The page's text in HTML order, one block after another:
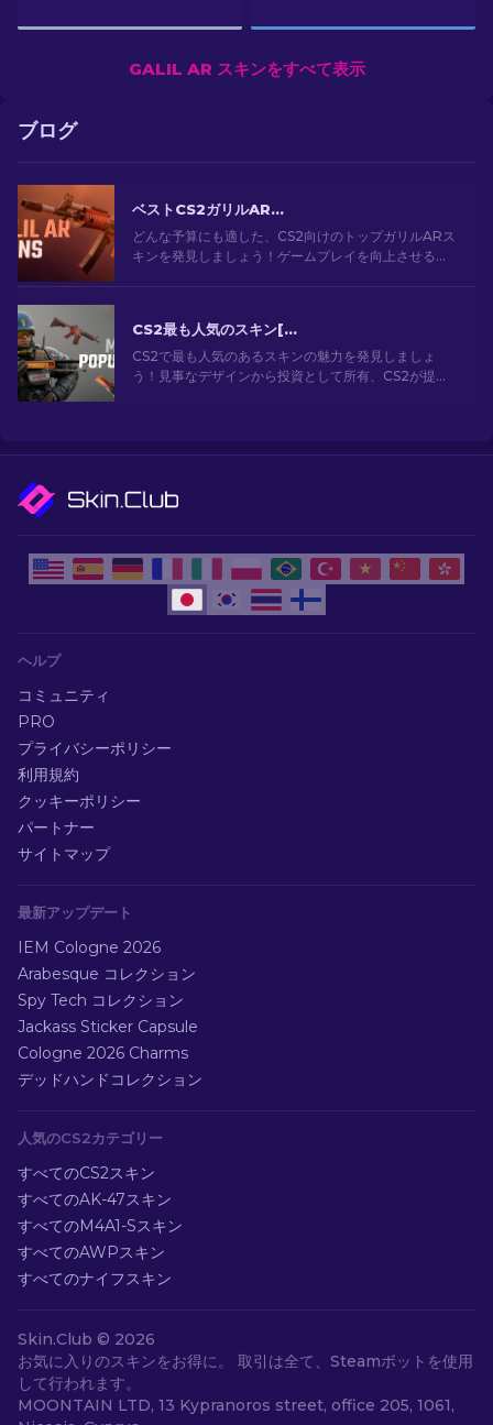
GALIL AR スキンをすべて表示
ブログ
ベストCS2ガリルARスキン（予算毎）：完全ガイド[2026]
どんな予算にも適した、CS2向けのトップガリルARス
キンを発見しましょう！ゲームプレイを向上させる良
CS2最も人気のスキン[2026]
CS2で最も人気のあるスキンの魅力を発見しましょ
う！見事なデザインから投資として所有、CS2が提供
ヘルプ
コミュニティ
PRO
プライバシーポリシー
利用規約
クッキーポリシー
パートナー
サイトマップ
最新アップデート
IEM Cologne 2026
Arabesque コレクション
Spy Tech コレクション
Jackass Sticker Capsule
Cologne 2026 Charms
デッドハンドコレクション
人気のCS2カテゴリー
すべてのCS2スキン
すべてのAK-47スキン
すべてのM4A1-Sスキン
すべてのAWPスキン
すべてのナイフスキン
Skin.Club © 2026
お気に入りのスキンをお得に。 取引は全て、Steamボットを使用
して行われます。
MOONTAIN LTD, 13 Kypranoros street, office 205, 1061,